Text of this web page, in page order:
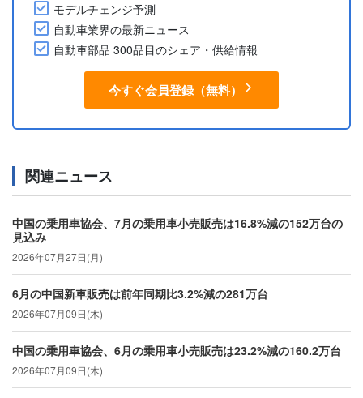
モデルチェンジ予測
自動車業界の最新ニュース
自動車部品 300品目のシェア・供給情報
今すぐ会員登録（無料）
関連ニュース
中国の乗用車協会、7月の乗用車小売販売は16.8%減の152万台の
見込み
2026年07月27日(月)
6月の中国新車販売は前年同期比3.2%減の281万台
2026年07月09日(木)
中国の乗用車協会、6月の乗用車小売販売は23.2%減の160.2万台
2026年07月09日(木)